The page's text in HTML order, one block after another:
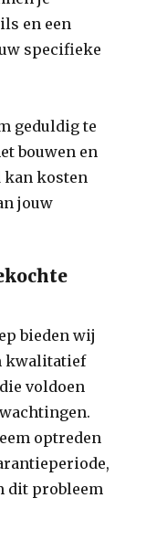
en een
specifieke
geduldig te
bouwen en
kan kosten
jouw
bieden wij
kwalitatief
voldoen
optreden
dit probleem